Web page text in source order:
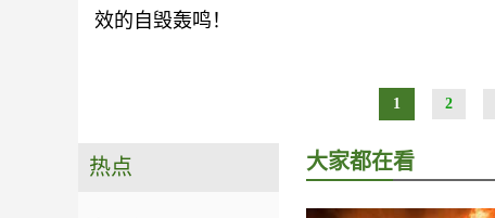
效的自毁轰鸣！
1 2
热点 大家都在看